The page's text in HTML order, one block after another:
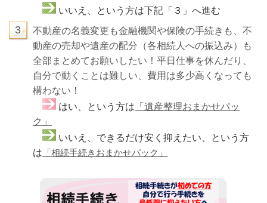
いいえ、という方は下記「３」へ進む
3
不動産の名義変更も金融機関や保険の手続きも、不
動産の売却や遺産の配分（各相続人への振込み）も
全部まとめてお願いしたい！平日仕事を休んだり、
自分で動くことは難しい、費用は多少高くなっても
構わない！
はい、という方は 「遺産整理おまかせパッ
ク」
いいえ、できるだけ安く抑えたい、という方
は 「相続手続きおまかせパック」